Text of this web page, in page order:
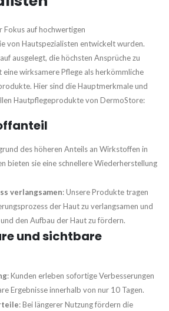
auf hochwertigen
von Hautspezialisten entwickelt wurden.
ausgelegt, die höchsten Ansprüche zu
wirksamere Pflege als herkömmliche
Hier sind die Hauptmerkmale und
Hautpflegeprodukte von DermoStore:
des höheren Anteils an Wirkstoffen in
bieten sie eine schnellere Wiederherstellung
verlangsamen: Unsere Produkte tragen
der Haut zu verlangsamen und
den Aufbau der Haut zu fördern.
und sichtbare
: Kunden erleben sofortige Verbesserungen
Ergebnisse innerhalb von nur 10 Tagen.
: Bei längerer Nutzung fördern die